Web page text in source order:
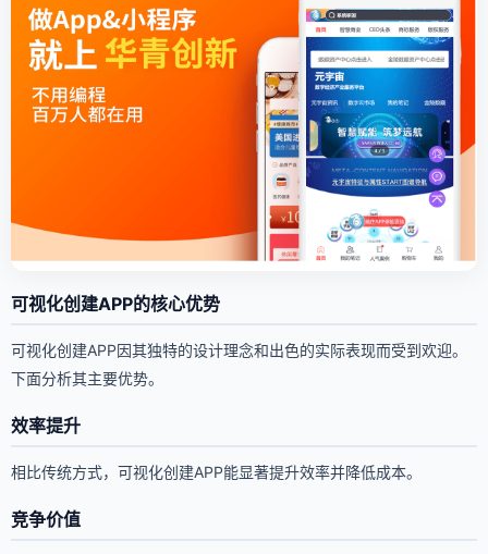
可视化创建APP的核心优势
可视化创建APP因其独特的设计理念和出色的实际表现而受到欢迎。
下面分析其主要优势。
效率提升
相比传统方式，可视化创建APP能显著提升效率并降低成本。
竞争价值